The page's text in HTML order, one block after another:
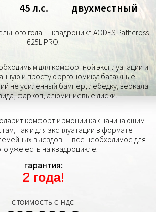
45 л.с. двухместный
года — квадроцикл AODES Pathcross
625L PRO.
для комфортной эксплуатации и
и простую эргономику: багажные
не усиленный бампер, лебедку, зеркала
фаркоп, алюминиевые диски.
комфорт и эмоции как начинающим
так и для эксплуатации в формате
выездов — все необходимое для
уже есть на квадроцикле.
гарантия:
2 года!
СТОИМОСТЬ С НДС